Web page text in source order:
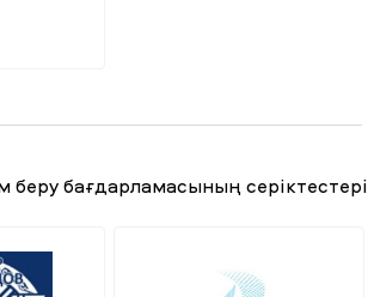
беру бағдарламасының серіктестері